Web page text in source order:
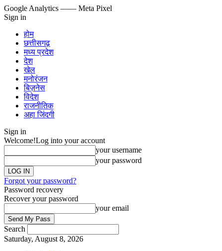
Google Analytics —— Meta Pixel
Sign in
होम
छत्तीसगढ़
मध्य प्रदेश
देश
खेल
मनोरंजन
बिज़नेस
विदेश
राजनीतिक
अहा जिंदगी
Sign in
Welcome!Log into your account
your username
your password
Forgot your password?
Password recovery
Recover your password
your email
Search
Saturday, August 8, 2026